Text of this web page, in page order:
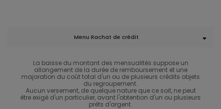
Menu Rachat de crédit
La baisse du montant des mensualités suppose un
allongement de la durée de remboursement et une
majoration du coût total d'un ou de plusieurs crédits objets
du regroupement.
Aucun versement, de quelque nature que ce soit, ne peut
être exigé d'un particulier, avant l'obtention d'un ou plusieurs
prêts d'argent.